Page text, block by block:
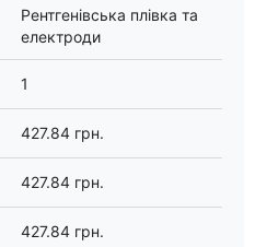
Рентгенівська плівка та
електроди
1
427.84 грн.
427.84 грн.
427.84 грн.